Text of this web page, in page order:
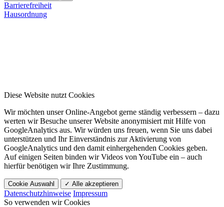
Barrierefreiheit
Hausordnung
Diese Website nutzt Cookies
Wir möchten unser Online-Angebot gerne ständig verbessern – dazu
werten wir Besuche unserer Website anonymisiert mit Hilfe von
GoogleAnalytics aus. Wir würden uns freuen, wenn Sie uns dabei
unterstützen und Ihr Einverständnis zur Aktivierung von
GoogleAnalytics und den damit einhergehenden Cookies geben.
Auf einigen Seiten binden wir Videos von YouTube ein – auch
hierfür benötigen wir Ihre Zustimmung.
Cookie Auswahl ✓ Alle akzeptieren
Datenschutzhinweise Impressum
So verwenden wir Cookies